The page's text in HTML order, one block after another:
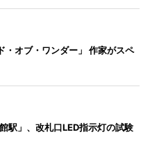
・オブ・ワンダー」 作家がスペ
駅」、改札口LED指示灯の試験